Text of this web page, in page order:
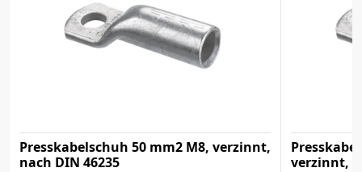
Presskabelschuh 50 mm2 M8, verzinnt,
nach DIN 46235
verzinnt,